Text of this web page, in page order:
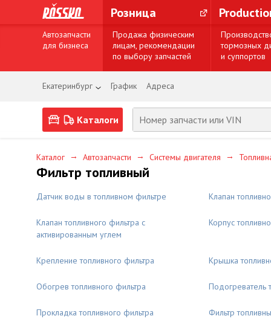
Розница
Автозапчасти
для бизнеса
Продажа физическим
лицам, рекомендации
по выбору запчастей
тормозных
и суппортов
Екатеринбург График Адреса
Каталоги
Каталог → Автозапчасти → Системы двигателя →
Фильтр топливный
Датчик воды в топливном фильтре Клапан
Клапан топливного фильтра с
активированным углем
Корпус
Крепление топливного фильтра Крышка
Обогрев топливного фильтра Подогреватель
Прокладка топливного фильтра Фильтр